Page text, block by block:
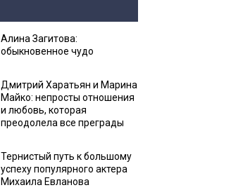
Алина Загитова:
обыкновенное чудо
Дмитрий Харатьян и Марина
Майко: непросты отношения
и любовь, которая
преодолела все преграды
Тернистый путь к большому
успеху популярного актера
Михаила Евланова